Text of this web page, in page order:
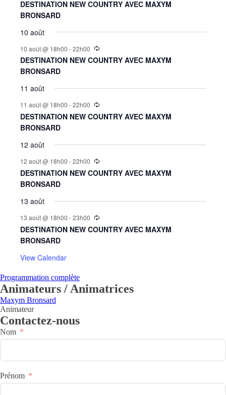
DESTINATION NEW COUNTRY AVEC MAXYM
BRONSARD
10 août
10 août @ 18h00 -22h00
DESTINATION NEW COUNTRY AVEC MAXYM
BRONSARD
11 août
11 août @ 18h00 -22h00
DESTINATION NEW COUNTRY AVEC MAXYM
BRONSARD
12 août
12 août @ 18h00 -22h00
DESTINATION NEW COUNTRY AVEC MAXYM
BRONSARD
13 août
13 août @ 18h00 -23h00
DESTINATION NEW COUNTRY AVEC MAXYM
BRONSARD
View Calendar
Programmation complète
Animateurs / Animatrices
Maxym Bronsard
Animateur
Contactez-nous
Nom
Prénom